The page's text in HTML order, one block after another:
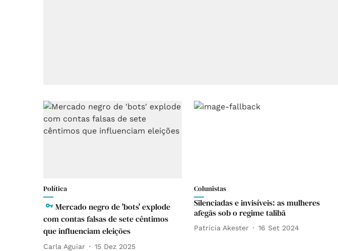
Política
Mercado negro de 'bots' explode
com contas falsas de sete cêntimos
que influenciam eleições
Carla Aguiar 15 Dez 2025
Colunistas
Silenciadas e invisíveis: as mulheres
afegãs sob o regime talibã
Patrícia Akester 16 Set 2024